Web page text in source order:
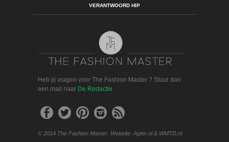
VERANTWOORD HIP
Heb jij vragen voor The Fashion Master ? Stuur dan
een mail naar De Redactie
© 2014 The Fashion Master. Website: Agter.nl & WMTD.nl